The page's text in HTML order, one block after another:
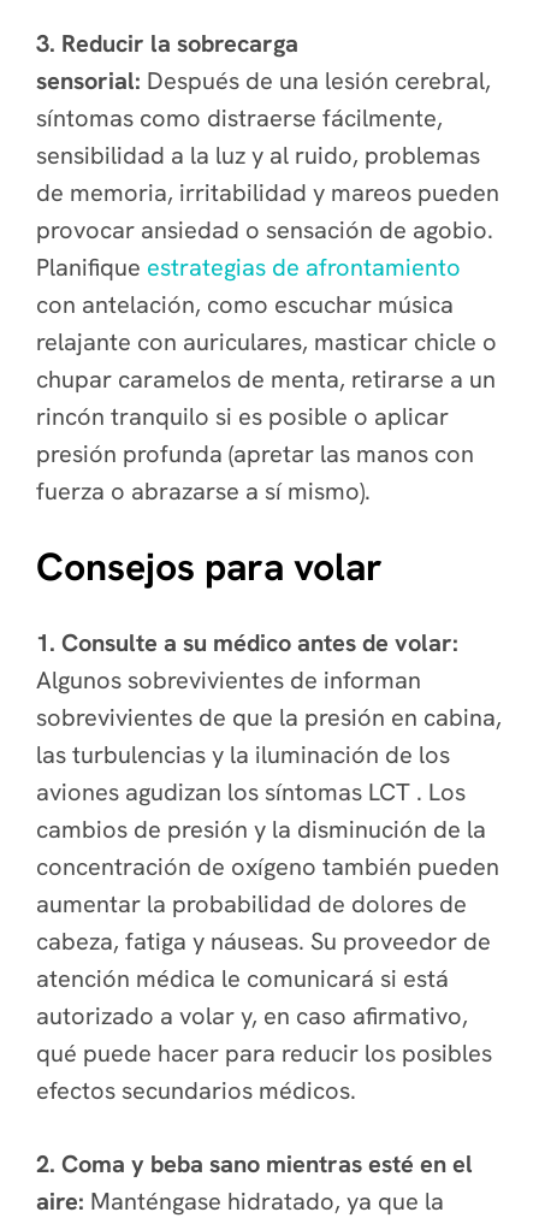
3. Reducir la sobrecarga
sensorial: Después de una lesión cerebral,
síntomas como distraerse fácilmente,
sensibilidad a la luz y al ruido, problemas
de memoria, irritabilidad y mareos pueden
provocar ansiedad o sensación de agobio.
Planifique estrategias de afrontamiento
con antelación, como escuchar música
relajante con auriculares, masticar chicle o
chupar caramelos de menta, retirarse a un
rincón tranquilo si es posible o aplicar
presión profunda (apretar las manos con
fuerza o abrazarse a sí mismo).
Consejos para volar
1. Consulte a su médico antes de volar:
Algunos sobrevivientes de informan
sobrevivientes de que la presión en cabina,
las turbulencias y la iluminación de los
aviones agudizan los síntomas LCT . Los
cambios de presión y la disminución de la
concentración de oxígeno también pueden
aumentar la probabilidad de dolores de
cabeza, fatiga y náuseas. Su proveedor de
atención médica le comunicará si está
autorizado a volar y, en caso afirmativo,
qué puede hacer para reducir los posibles
efectos secundarios médicos.
2. Coma y beba sano mientras esté en el
aire: Manténgase hidratado, ya que la